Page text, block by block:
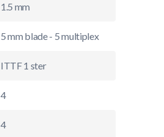
1.5 mm
5 mm blade - 5 multiplex
ITTF 1 ster
4
4